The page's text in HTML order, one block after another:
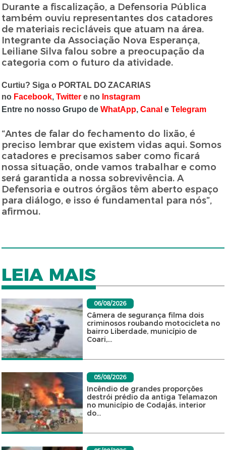
Durante a fiscalização, a Defensoria Pública
também ouviu representantes dos catadores
de materiais recicláveis que atuam na área.
Integrante da Associação Nova Esperança,
Leiliane Silva falou sobre a preocupação da
categoria com o futuro da atividade.
Curtiu? Siga o PORTAL DO ZACARIAS
no Facebook,Twitter e no Instagram
Entre no nosso Grupo deWhatApp,Canal eTelegram
“Antes de falar do fechamento do lixão, é
preciso lembrar que existem vidas aqui. Somos
catadores e precisamos saber como ficará
nossa situação, onde vamos trabalhar e como
será garantida a nossa sobrevivência. A
Defensoria e outros órgãos têm aberto espaço
para diálogo, e isso é fundamental para nós”,
afirmou.
LEIA MAIS
06/08/2026
Câmera de segurança filma dois
criminosos roubando motocicleta no
bairro Liberdade, município de
Coari,...
05/08/2026
Incêndio de grandes proporções
destrói prédio da antiga Telamazon
no município de Codajás, interior
do...